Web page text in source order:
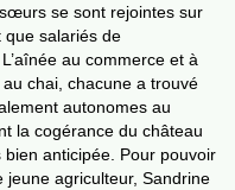
se sont rejointes sur
que salariés de
au commerce et à
chai, chacune a trouvé
autonomes au
la cogérance du château
anticipée. Pour pouvoir
jeune agriculteur, Sandrine